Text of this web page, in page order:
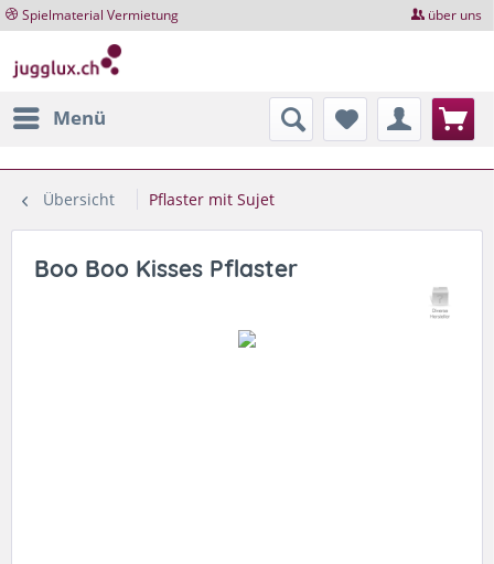
Spielmaterial Vermietung über uns
Menü
Übersicht Pflaster mit Sujet
Boo Boo Kisses Pflaster